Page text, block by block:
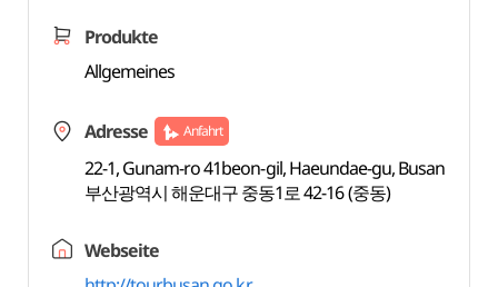
Produkte
Allgemeines
Adresse Anfahrt
22-1, Gunam-ro 41beon-gil, Haeundae-gu, Busan
부산광역시 해운대구 중동1로 42-16 (중동)
Webseite